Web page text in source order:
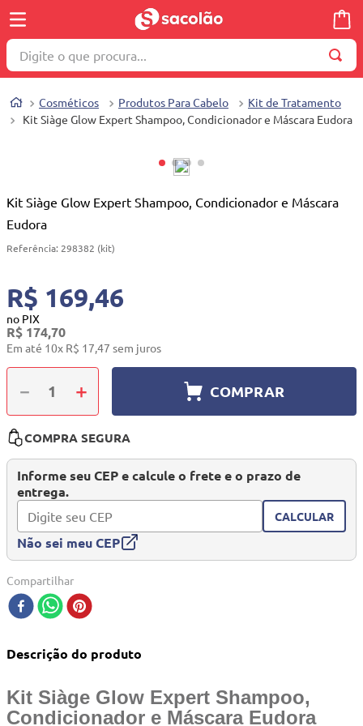
Digite o que procura...
Cosméticos Produtos Para Cabelo
Kit de Tratamento
Kit Siàge Glow Expert Shampoo, Condicionador e Máscara Eudora
Kit Siàge Glow Expert Shampoo, Condicionador e Máscara
Eudora
Referência: 298382 (kit)
R$ 169,46
no PIX
R$ 174,70
Em até 10x R$ 17,47 sem juros
＋
－ COMPRAR
COMPRA SEGURA
Informe seu CEP e calcule o frete e o prazo de
entrega.
CALCULAR
Não sei meu CEP
Compartilhar
Descrição do produto
Kit Siàge Glow Expert Shampoo,
Condicionador e Máscara Eudora
1º
wella
º
4º
toalha
10º quadriciclo